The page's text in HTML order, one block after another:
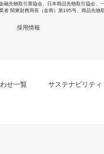
融先物取引業協会 日本商品先物取引協会
者 関東財務局長（金商）第195号、商品先物
採用情報
せ一覧 サステナビリティ